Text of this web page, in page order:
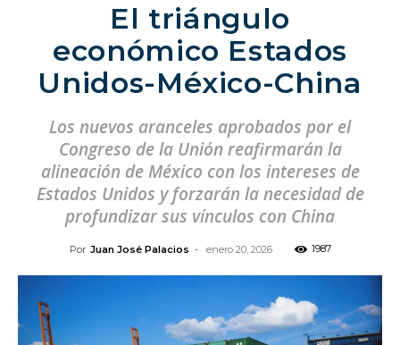
El triángulo
económico Estados
Unidos-México-China
Los nuevos aranceles aprobados por el
Congreso de la Unión reafirmarán la
alineación de México con los intereses de
Estados Unidos y forzarán la necesidad de
profundizar sus vínculos con China
Por Juan José Palacios - enero 20, 2026 1987